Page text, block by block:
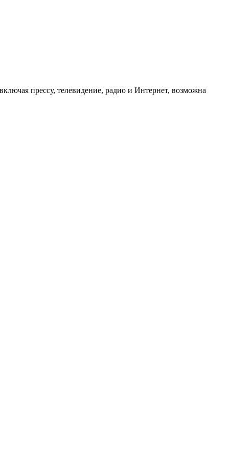
прессу, телевидение, радио и Интернет, возможна